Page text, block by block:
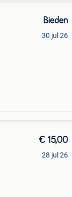
Bieden
30 jul 26
€ 15,00
28 jul 26